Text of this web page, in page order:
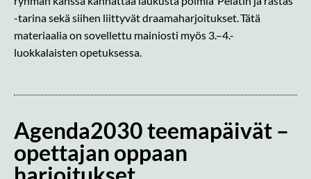
-tarina sekä siihen liittyvät draamaharjoitukset. Tätä
materiaalia on sovellettu mainiosti myös 3.–4.-
luokkalaisten opetuksessa.
Agenda2030 teemapäivät –
opettajan oppaan